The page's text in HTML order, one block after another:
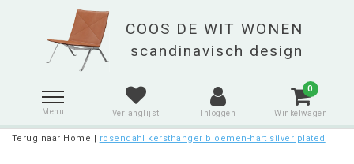
Menu Verlanglijst Inloggen
0
Winkelwagen
Terug naar Home | rosendahl kersthanger bloemen-hart silver plated